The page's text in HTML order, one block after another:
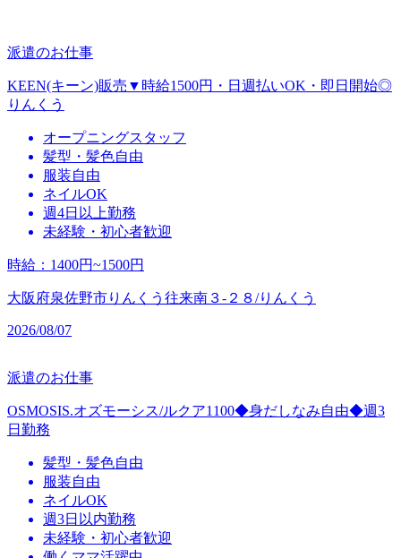
派遣のお仕事
KEEN(キーン)販売▼時給1500円・日週払いOK・即日開始◎
りんくう
オープニングスタッフ
髪型・髪色自由
服装自由
ネイルOK
週4日以上勤務
未経験・初心者歓迎
時給 ： 1400円~1500円
大阪府泉佐野市りんくう往来南３‐２８/りんくう
2026/08/07
派遣のお仕事
OSMOSIS.オズモーシス/ルクア1100◆身だしなみ自由◆週3
日勤務
髪型・髪色自由
服装自由
ネイルOK
週3日以内勤務
未経験・初心者歓迎